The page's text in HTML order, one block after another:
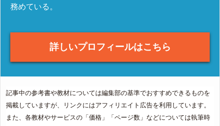
務めている。
詳しいプロフィールはこちら
記事中の参考書や教材については編集部の基準でおすすめできるものを
掲載していますが、リンクにはアフィリエイト広告を利用しています。
また、各教材やサービスの「価格」「ページ数」などについては執筆時